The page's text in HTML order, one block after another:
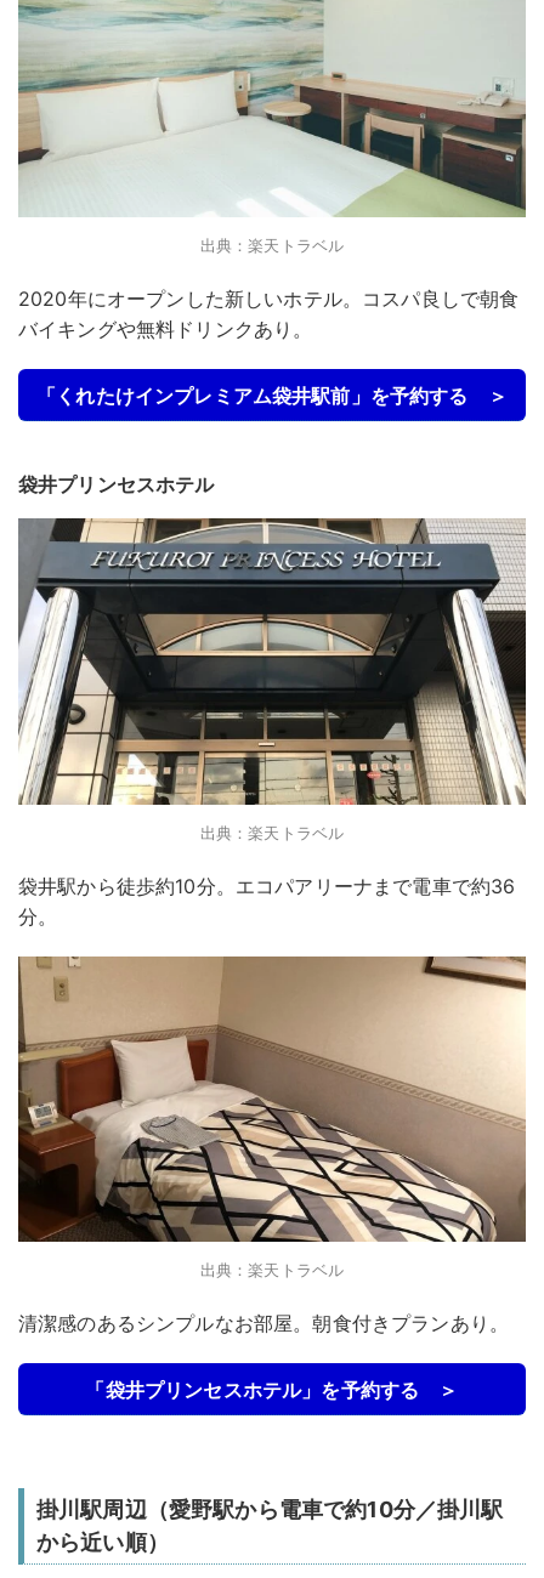
出典：楽天トラベル
​2020年にオープンした新しいホテル。コスパ良しで朝食
バイキングや無料ドリンクあり。
「くれたけインプレミアム袋井駅前」を予約する ＞
袋井プリンセスホテル
出典：楽天トラベル
袋井駅から徒歩約10分。エコパアリーナまで電車で約36
分。
出典：楽天トラベル
清潔感のあるシンプルなお部屋。朝食付きプランあり。
「袋井プリンセスホテル」を予約する ＞
掛川駅周辺（愛野駅から電車で約10分／掛川駅
から近い順）